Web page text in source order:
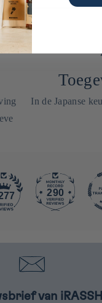
In de Japanse
290
van